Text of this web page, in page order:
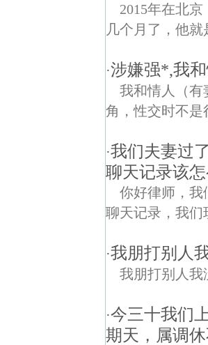
2015年在北
几个月了，他
·涉嫌强*,我
我和情人（有
角，性交时不是
·我们夫妻过
聊天记录该
你好律师，我
聊天记录，我们
·我朋打别人
我朋打别人我
·今三十我们
期天，属调